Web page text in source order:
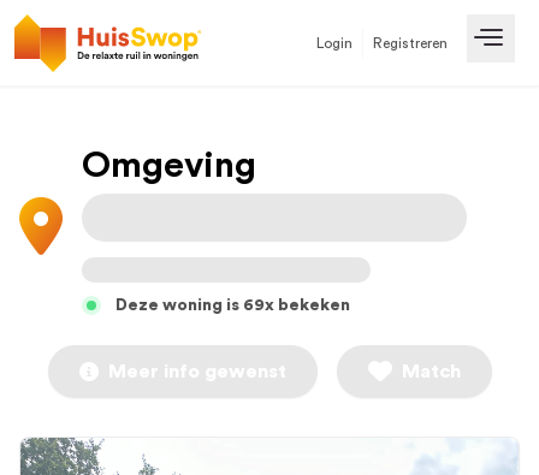
Login Registreren
Omgeving
Deze woning is 69x bekeken
Meer info gewenst Match